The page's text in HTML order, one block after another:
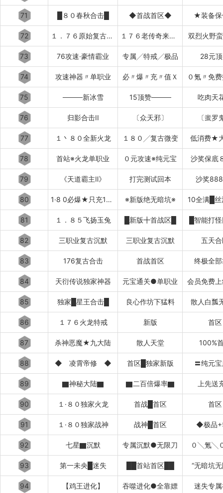
71 █８０春秋合击█ ◆首战首区◆ ★装备
72 １．７６原始复古███████ １７６老传奇来了████████ 双烈火野
73 76攻速·豪情霸业 专属╱特戒╱极品 28元
74 攻速神器〃单职业 必〃爆〃充〃值Ｘ ０氪〃免
75 ────新冰雪 15顶赞──── 吃肉天
76 归影合击II 〔众天邪〕 〔蚩罗
77 １丶８０全新火龙 １８０╱复古微变 低消费★
78 首站※火龙单职业 ０元攻速※纯元宝 沙奖保底
79 《天道霸主Ⅱ》 打完测试回本 沙奖
80 1·8 0必爆★只充10元 ※新版绝无暗坑※ 10全满█丝
81 １．８５飞扬玉兔 █新版╋首战区█ █智能打
82 三职业复古沉默 三职业复古沉默 五天
83 176复古合击 首战首区 终极全
84 天衍传说独家神器 元宝通关●单职业 会员免费
85 独家█星王合击█ 良心作坊下猛料 散人白瓢
86 １７６火龙特戒 新版 首区
87 杀神恶魔★九大陆 散人天堂 100%
88 ◆ 凌霄帝修 ◆ 首区█独家新版 〓纯元
89 ▇神秘大陆▇ ▇二百倍爆率▇ 上先送
90 １·８０独家火龙 首战█首区 首区
91 １·８０独家战神 战神█首区 ◆极品
92 七星▇沉默 专属沉默●无限刀 ０╲氪╲
93 第一未央█迷失 ██首站首区██ “无暗坑
94 【鸡王进化】 吞噬进化●全靠嫖 迷失专